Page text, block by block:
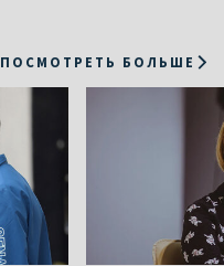
ПОСМОТРЕТЬ БОЛЬШЕ